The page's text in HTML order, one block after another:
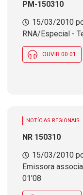
PM-150310
15/03/2010
RNA/Especial -
OUVIR 00:01
NOTÍCIAS REGIONAIS
NR 150310
15/03/2010
Emissora
01'08